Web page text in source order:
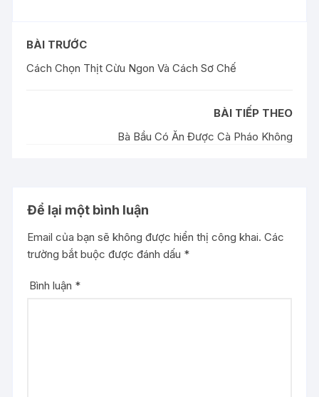
BÀI TRƯỚC
Cách Chọn Thịt Cừu Ngon Và Cách Sơ Chế
BÀI TIẾP THEO
Bà Bầu Có Ăn Được Cà Pháo Không
Để lại một bình luận
Email của bạn sẽ không được hiển thị công khai. Các
trường bắt buộc được đánh dấu *
Bình luận *